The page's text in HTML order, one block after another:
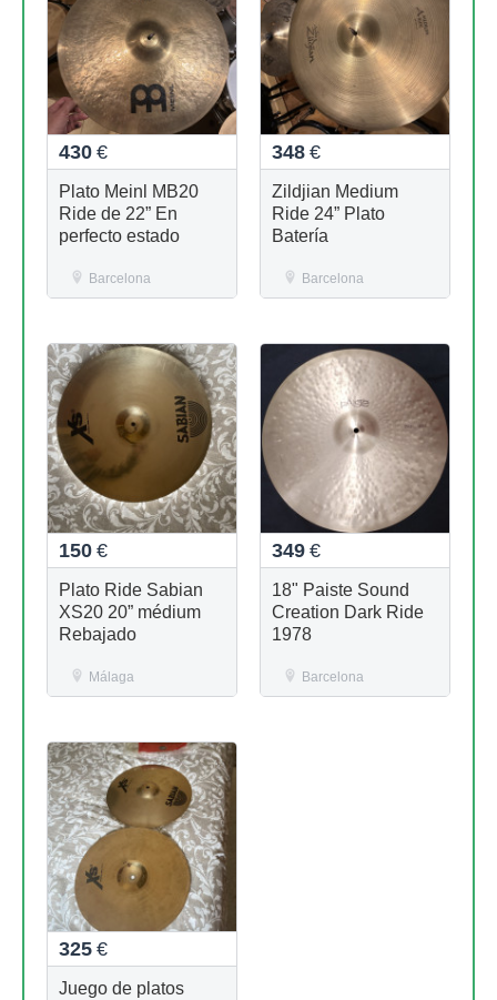
430 €
Plato Meinl MB20
Ride de 22” En
perfecto estado
Barcelona
348 €
Zildjian Medium
Ride 24” Plato
Batería
Barcelona
150 €
Plato Ride Sabian
XS20 20” médium
Rebajado
Málaga
349 €
18" Paiste Sound
Creation Dark Ride
1978
Barcelona
325 €
Juego de platos